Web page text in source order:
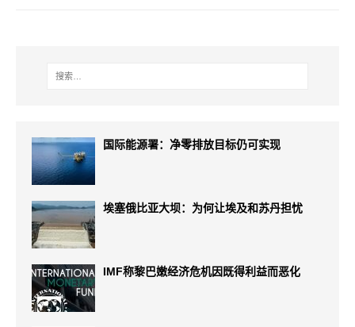
国际能源署：净零排放目标仍可实现
埃塞俄比亚大坝：为何让埃及和苏丹担忧
IMF称黎巴嫩经济危机因既得利益而恶化